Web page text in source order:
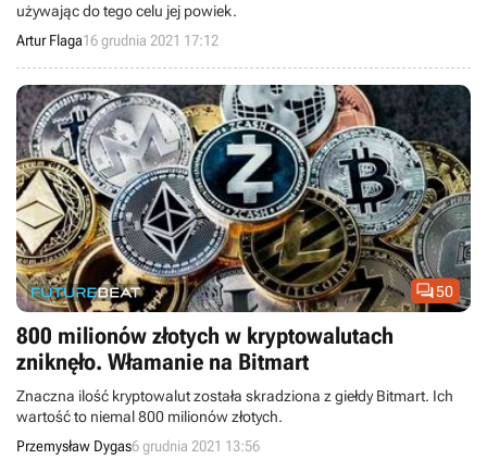
używając do tego celu jej powiek.
Artur Flaga16 grudnia 2021 17:12
50
800 milionów złotych w kryptowalutach
zniknęło. Włamanie na Bitmart
Znaczna ilość kryptowalut została skradziona z giełdy Bitmart. Ich
wartość to niemal 800 milionów złotych.
Przemysław Dygas6 grudnia 2021 13:56